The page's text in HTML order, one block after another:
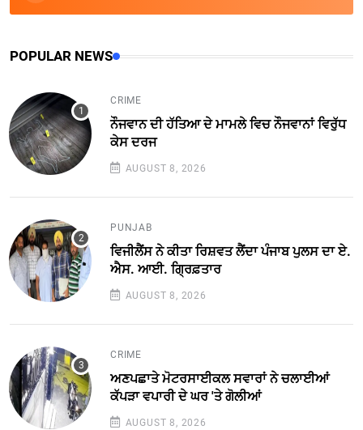
POPULAR NEWS
CRIME
ਨੌਜਵਾਨ ਦੀ ਹੱਤਿਆ ਦੇ ਮਾਮਲੇ ਵਿਚ ਨੌਜਵਾਨਾਂ ਵਿਰੁੱਧ
ਕੇਸ ਦਰਜ
AUGUST 8, 2026
PUNJAB
ਵਿਜੀਲੈਂਸ ਨੇ ਕੀਤਾ ਰਿਸ਼ਵਤ ਲੈਂਦਾ ਪੰਜਾਬ ਪੁਲਸ ਦਾ ਏ.
ਐਸ. ਆਈ. ਗ੍ਰਿਫ਼ਤਾਰ
AUGUST 8, 2026
CRIME
ਅਣਪਛਾਤੇ ਮੋਟਰਸਾਈਕਲ ਸਵਾਰਾਂ ਨੇ ਚਲਾਈਆਂ
ਕੱਪੜਾ ਵਪਾਰੀ ਦੇ ਘਰ 'ਤੇ ਗੋਲੀਆਂ
AUGUST 8, 2026